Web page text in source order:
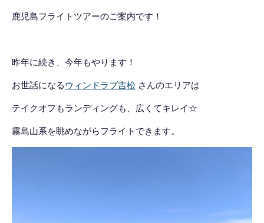
鹿児島フライトツアーのご案内です！
昨年に続き、今年もやります！
お世話になるウィンドラブ吉松 さんのエリアは
テイクオフもランディングも、広くてキレイ☆
霧島山系を眺めながらフライトできます。